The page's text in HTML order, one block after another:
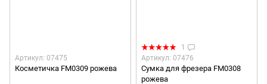
Артикул: 07475
Косметичка FM0309 рожева
1
Артикул: 07476
Сумка для фрезера FM0308
рожева